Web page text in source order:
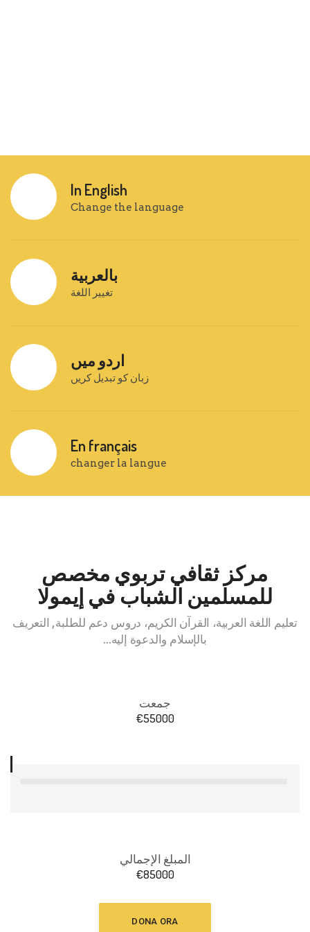
In English
Change the language
بالعربية
تغيير اللغة
اردو میں
زبان کو تبدیل کریں
En français
changer la langue
مركز ثقافي تربوي مخصص
للمسلمين الشباب في إيمولا
تعليم اللغة العربية، القرآن الكريم، دروس دعم للطلبة, التعريف
بالإسلام والدعوة إليه...
جمعت
€55000
المبلغ الإجمالي
€85000
DONA ORA